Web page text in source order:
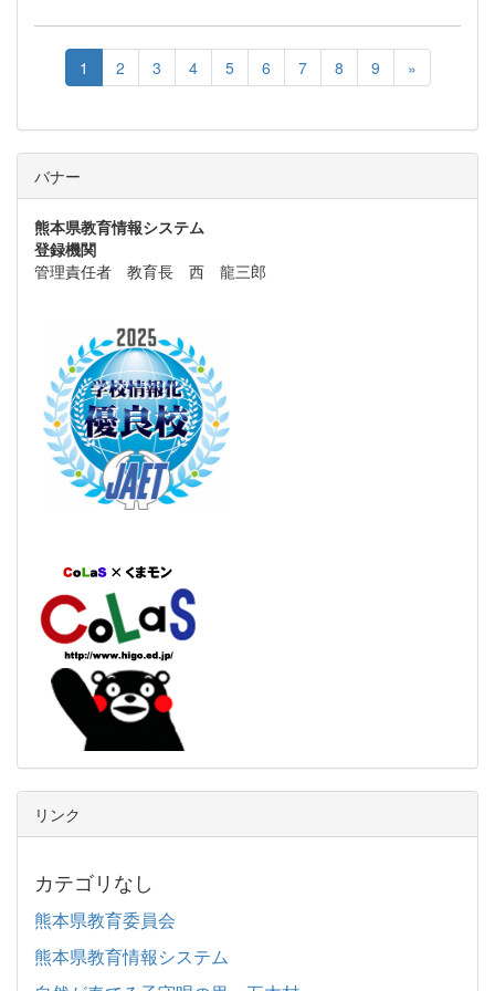
1 2 3 4 5 6 7 8 9 »
バナー
熊本県教育情報システム
登録機関
管理責任者 教育長 西 龍三郎
リンク
カテゴリなし
熊本県教育委員会
熊本県教育情報システム